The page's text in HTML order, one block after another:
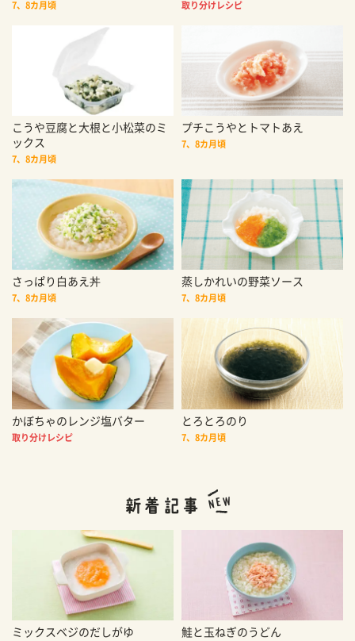
7、8カ月頃 取り分けレシピ
こうや豆腐と大根と小松菜のミ
ックス
7、8カ月頃
プチこうやとトマトあえ
7、8カ月頃
さっぱり白あえ丼
7、8カ月頃
蒸しかれいの野菜ソース
7、8カ月頃
かぼちゃのレンジ塩バター
取り分けレシピ
とろとろのり
7、8カ月頃
ミックスベジのだしがゆ 鮭と玉ねぎのうどん